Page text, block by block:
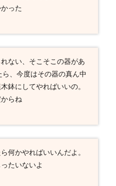
った
ない、そこそこの器があ
、今度はその器の真ん中
鉢にしてやればいいの。
らね
何かやればいいんだよ。
たいないよ